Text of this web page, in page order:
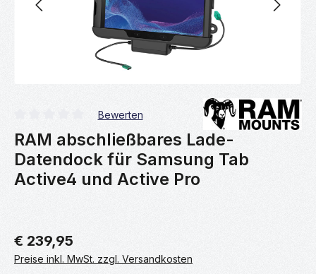
Durchschnittliche Bewertung von 0 von 5 Sternen
Bewerten
RAM abschließbares Lade-
Datendock für Samsung Tab
Active4 und Active Pro
€ 239,95
Preise inkl. MwSt. zzgl. Versandkosten